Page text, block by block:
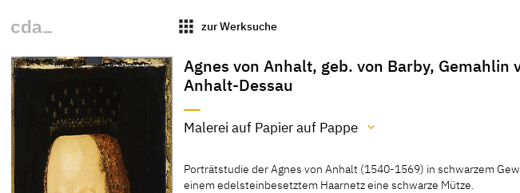
apps zur Werksuche
Agnes von Anhalt, geb. von Barby, Gemahlin
Anhalt-Dessau
Malerei auf Papier auf Pappe
Malerei auf Papier auf Pappe
Porträtstudie der Agnes von Anhalt (1540-1569) in schwarzem
einem edelsteinbesetztem Haarnetz eine schwarze Mütze.